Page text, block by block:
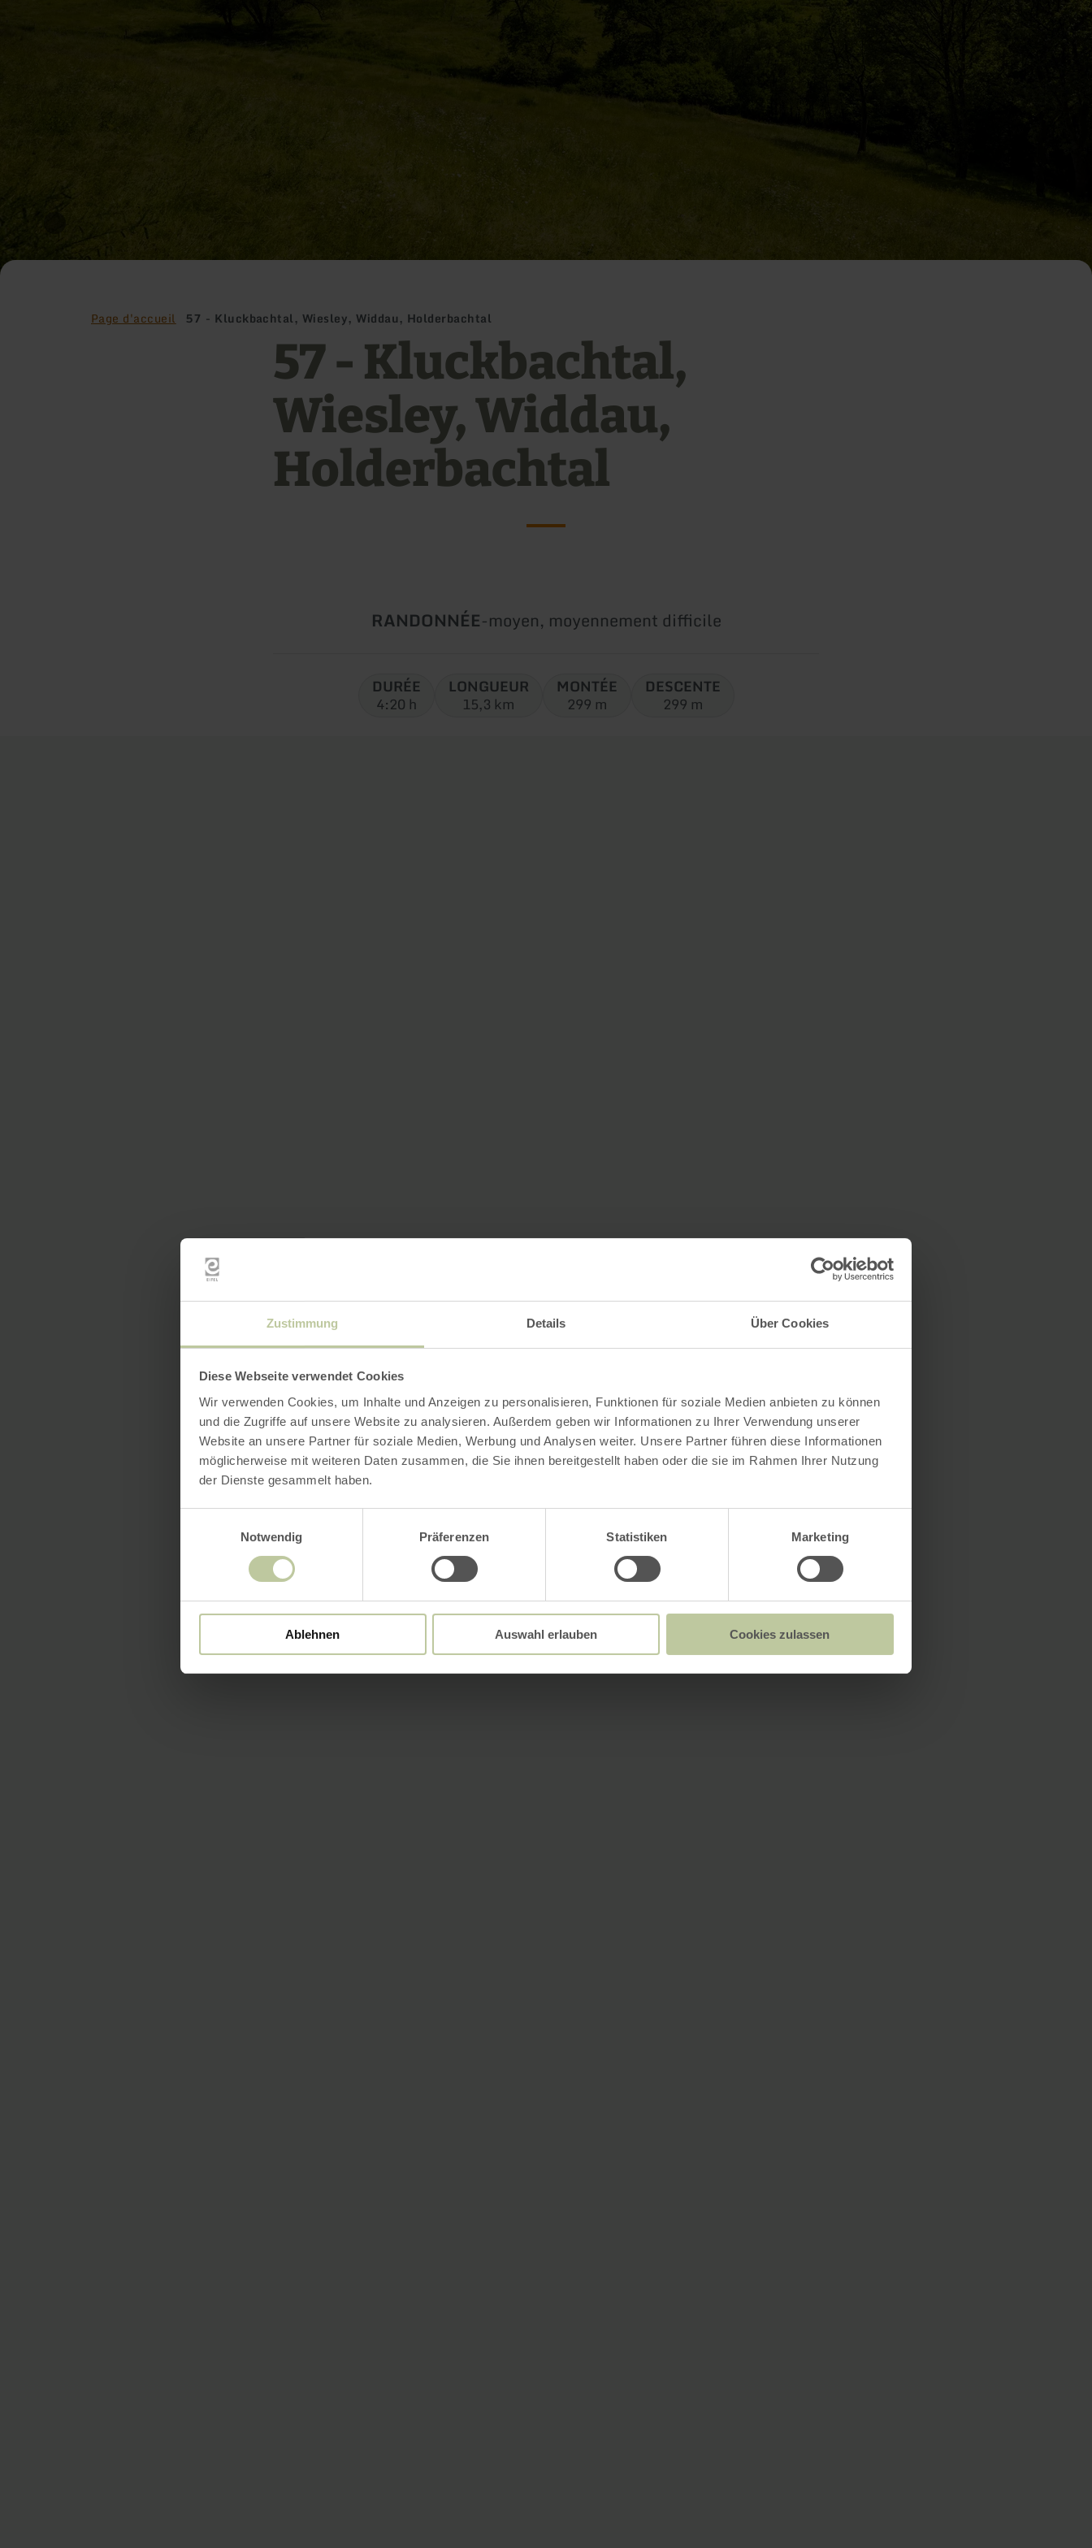
Zustimmung Details Über Cookies
Diese Webseite verwendet Cookies
Wir verwenden Cookies, um Inhalte und Anzeigen zu personalisieren, Funktionen für soziale Medien anbieten zu können
und die Zugriffe auf unsere Website zu analysieren. Außerdem geben wir Informationen zu Ihrer Verwendung unserer
Website an unsere Partner für soziale Medien, Werbung und Analysen weiter. Unsere Partner führen diese Informationen
möglicherweise mit weiteren Daten zusammen, die Sie ihnen bereitgestellt haben oder die sie im Rahmen Ihrer Nutzung
der Dienste gesammelt haben.
Notwendig
Präferenzen Statistiken Marketing
Ablehnen Auswahl erlauben Cookies zulassen
Page d'accueil 57 - Kluckbachtal, Wiesley, Widdau, Holderbachtal
57 - Kluckbachtal,
Wiesley, Widdau,
Holderbachtal
Type
circuit:
RANDONNÉE-Difficulté:
moyen, moyennement difficile
DURÉE
4:20 h
LONGUEUR
15,3 km
MONTÉE
299 m
DESCENTE
299 m